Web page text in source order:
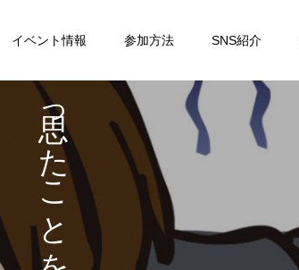
イベント情報 参加方法 SNS紹介
っ
た
こ
と
を
も
も
な
い